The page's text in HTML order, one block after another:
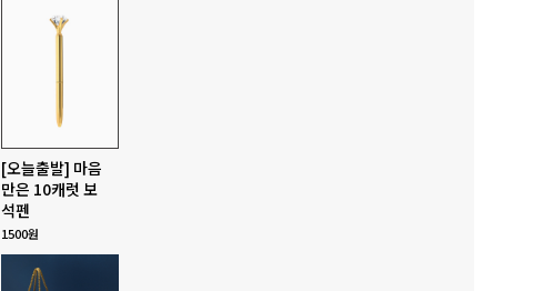
[오늘출발] 마음
만은 10캐럿 보
석펜
1500원